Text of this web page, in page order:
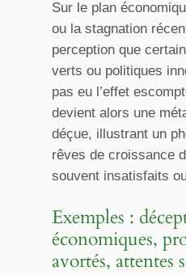
Sur le plan
ou la stagnation
perception que
verts ou politiques
pas eu l’effet
devient alors une
déçue, illustrant un
rêves de croissance
souvent insatisfaits
Exemples :
économiques,
avortés, attentes